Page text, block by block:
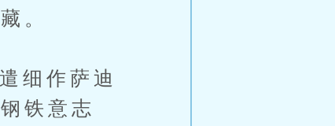
。
细作萨迪
铁意志